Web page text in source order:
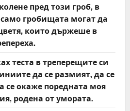
пред този гроб, в
гробищата могат да
които държеше в
теста в треперещите си
да се размият, да се
се окаже поредната моя
родена от умората.